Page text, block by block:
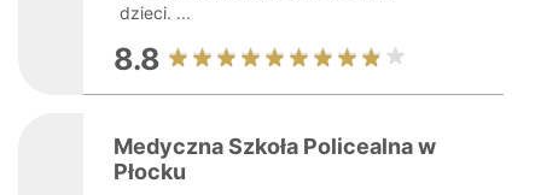
dzieci. ...
8.8
Medyczna Szkoła Policealna w
Płocku